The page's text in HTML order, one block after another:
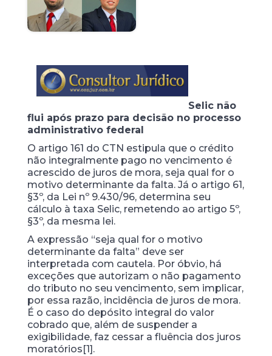
Selic não
flui após prazo para decisão no processo
administrativo federal
O artigo 161 do CTN estipula que o crédito
não integralmente pago no vencimento é
acrescido de juros de mora, seja qual for o
motivo determinante da falta. Já o artigo 61,
§3º, da Lei nº 9.430/96, determina seu
cálculo à taxa Selic, remetendo ao artigo 5º,
§3º, da mesma lei.
A expressão “seja qual for o motivo
determinante da falta” deve ser
interpretada com cautela. Por óbvio, há
exceções que autorizam o não pagamento
do tributo no seu vencimento, sem implicar,
por essa razão, incidência de juros de mora.
É o caso do depósito integral do valor
cobrado que, além de suspender a
exigibilidade, faz cessar a fluência dos juros
moratórios[1].